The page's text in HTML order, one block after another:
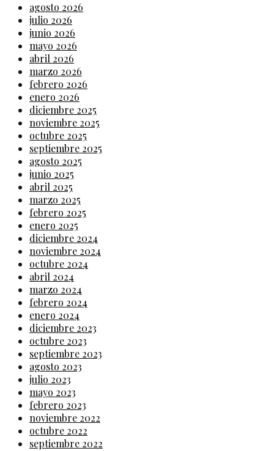
agosto 2026
julio 2026
junio 2026
mayo 2026
abril 2026
marzo 2026
febrero 2026
enero 2026
diciembre 2025
noviembre 2025
octubre 2025
septiembre 2025
agosto 2025
junio 2025
abril 2025
marzo 2025
febrero 2025
enero 2025
diciembre 2024
noviembre 2024
octubre 2024
abril 2024
marzo 2024
febrero 2024
enero 2024
diciembre 2023
octubre 2023
septiembre 2023
agosto 2023
julio 2023
mayo 2023
febrero 2023
noviembre 2022
octubre 2022
septiembre 2022